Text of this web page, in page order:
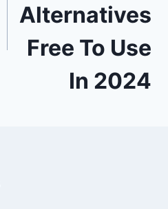
Alternatives
Free To Use
In 2024